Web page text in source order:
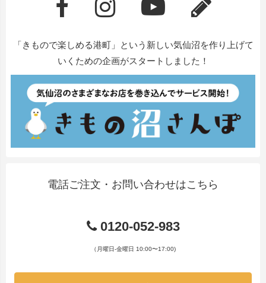
「きもので楽しめる港町」という新しい気仙沼を作り上げて
いくための企画がスタートしました！
電話ご注文・お問い合わせはこちら
0120-052-983
（月曜日-金曜日 10:00〜17:00)